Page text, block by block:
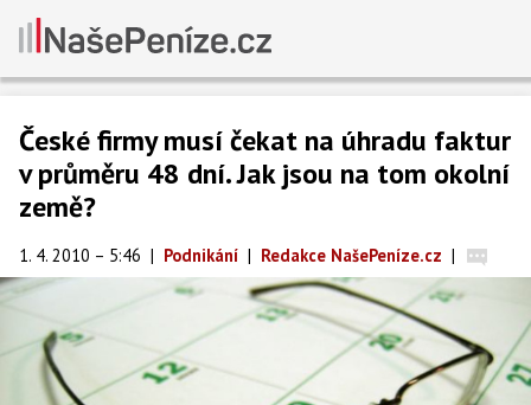
České firmy musí čekat na úhradu faktur
v průměru 48 dní. Jak jsou na tom okolní
země?
1. 4. 2010 – 5:46 | Podnikání | Redakce NašePeníze.cz |